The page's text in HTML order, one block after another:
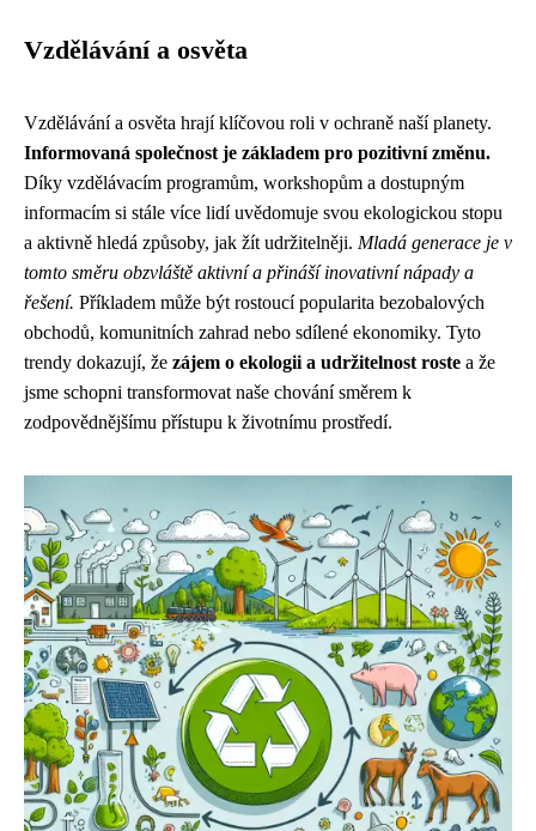
Vzdělávání a osvěta
Vzdělávání a osvěta hrají klíčovou roli v ochraně naší planety.
Informovaná společnost je základem pro pozitivní změnu.
Díky vzdělávacím programům, workshopům a dostupným
informacím si stále více lidí uvědomuje svou ekologickou stopu
a aktivně hledá způsoby, jak žít udržitelněji. Mladá generace je v
tomto směru obzvláště aktivní a přináší inovativní nápady a
řešení. Příkladem může být rostoucí popularita bezobalových
obchodů, komunitních zahrad nebo sdílené ekonomiky. Tyto
trendy dokazují, že zájem o ekologii a udržitelnost roste a že
jsme schopni transformovat naše chování směrem k
zodpovědnějšímu přístupu k životnímu prostředí.